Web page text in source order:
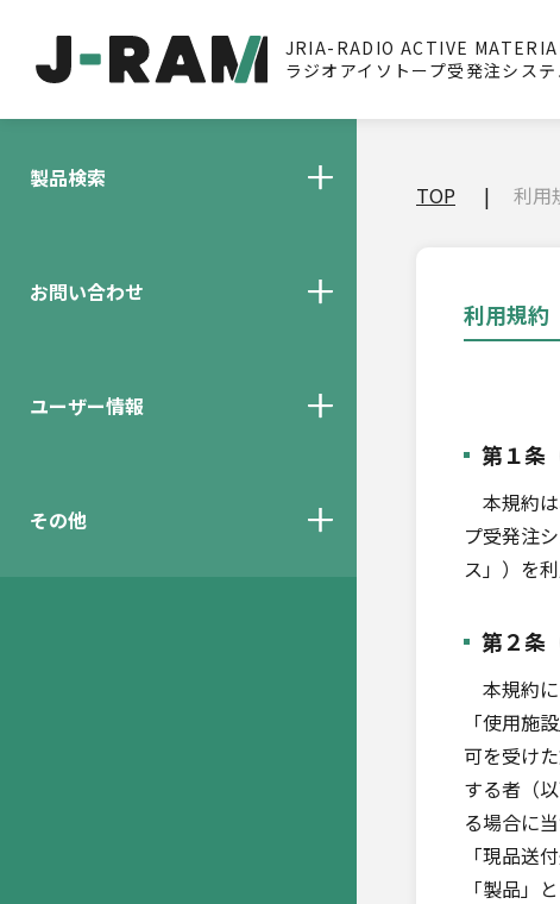
JRIA-RADIO ACTIVE
ラジオアイソトープ受発注システ
製品検索
お問い合わせ
ユーザー情報
その他
TOP 利用
利用規約
第１条
本規約
プ受発注
ス」）を
第２条
本規約に
「使用施
可を受け
する者（
る場合に
「現品送
「製品」